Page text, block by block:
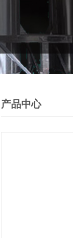
产品中心